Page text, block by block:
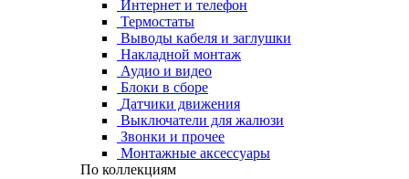
Интернет и телефон
Термостаты
Выводы кабеля и заглушки
Накладной монтаж
Аудио и видео
Блоки в сборе
Датчики движения
Выключатели для жалюзи
Звонки и прочее
Монтажные аксессуары
По коллекциям